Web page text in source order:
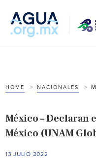
HOME NACIONALES
México – Declaran
México (UNAM
13 JULIO 2022